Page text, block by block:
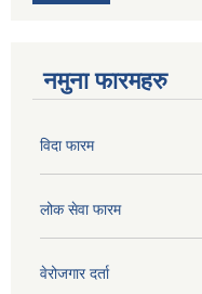
नमुना फारमहरु
विदा फारम
लोक सेवा फारम
वेरोजगार दर्ता